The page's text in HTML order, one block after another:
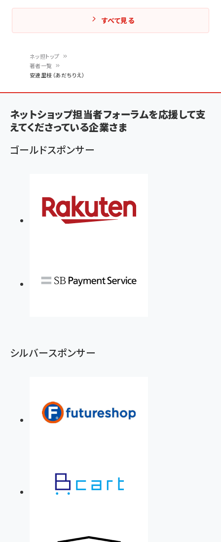
ン
く
ず
ネッ担トップ
著者一覧
安達里枝（あだちりえ）
すべて見る
ネットショップ担当者フォーラムを応援して支
えてくださっている企業さま
ゴールドスポンサー
シルバースポンサー